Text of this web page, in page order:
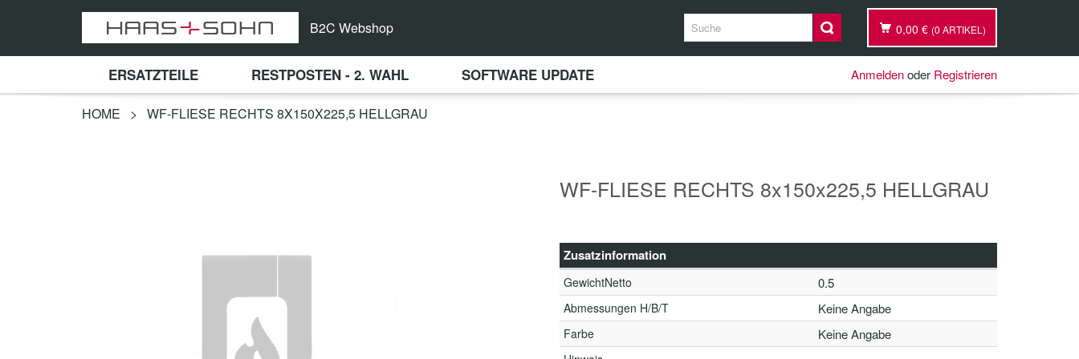
B2C Webshop 0,00 € (0 ARTIKEL)
ERSATZTEILE RESTPOSTEN - 2. WAHL SOFTWARE UPDATE Anmeldenoder Registrieren
HOME > WF-FLIESE RECHTS 8X150X225,5 HELLGRAU
WF-FLIESE RECHTS 8x150x225,5 HELLGRAU
Zusatzinformation
GewichtNetto 0.5
Abmessungen H/B/T Keine Angabe
Farbe Keine Angabe